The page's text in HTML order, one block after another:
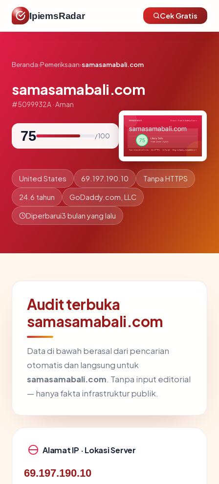
IpiemsRadar Cek Gratis
Beranda›Pemeriksaan›samasamabali.com
samasamabali.com
#5099932A · Aman
75 / 100
United States 69.197.190.10 Tanpa HTTPS
24.6 tahun GoDaddy.com, LLC
Diperbarui3 bulan yang lalu
Audit terbuka
samasamabali.com
Data di bawah berasal dari pencarian
otomatis dan langsung untuk
samasamabali.com. Tanpa input editorial
— hanya fakta infrastruktur publik.
Alamat IP · Lokasi Server
69.197.190.10